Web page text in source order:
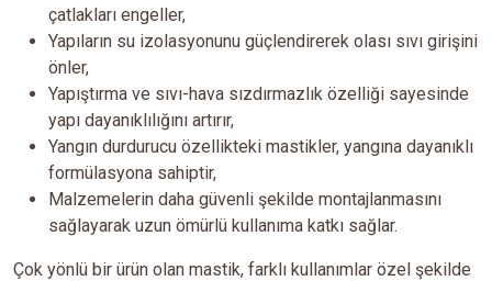
çatlakları engeller,
Yapıların su izolasyonunu güçlendirerek olası sıvı girişini
önler,
Yapıştırma ve sıvı-hava sızdırmazlık özelliği sayesinde
yapı dayanıklılığını artırır,
Yangın durdurucu özellikteki mastikler, yangına dayanıklı
formülasyona sahiptir,
Malzemelerin daha güvenli şekilde montajlanmasını
sağlayarak uzun ömürlü kullanıma katkı sağlar.
Çok yönlü bir ürün olan mastik, farklı kullanımlar özel şekilde